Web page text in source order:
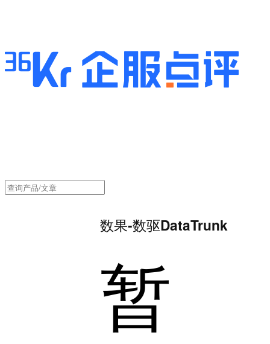
数果-数驱DataTrunk
暂